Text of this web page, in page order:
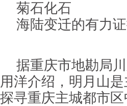
菊石化石
海陆变迁的有力
据重庆市地勘局
用洋介绍，明月山
探寻重庆主城都市